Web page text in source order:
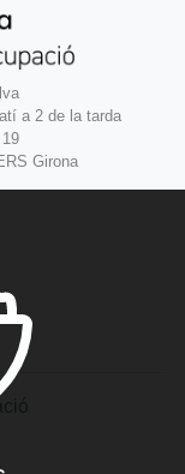
a 2 de la tarda
Girona